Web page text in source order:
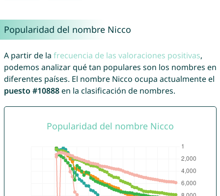
Popularidad del nombre Nicco
A partir de la frecuencia de las valoraciones positivas,
podemos analizar qué tan populares son los nombres en
diferentes países. El nombre Nicco ocupa actualmente el
puesto #10888en la clasificación de nombres.